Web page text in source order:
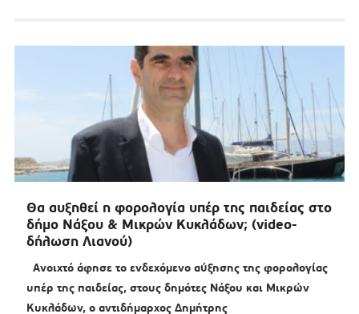
Θα αυξηθεί η φορολογία υπέρ της παιδείας στο
δήμο Νάξου & Μικρών Κυκλάδων; (video-
δήλωση Λιανού)
Ανοιχτό άφησε το ενδεχόμενο αύξησης της φορολογίας
υπέρ της παιδείας, στους δημότες Νάξου και Μικρών
Κυκλάδων, ο αντιδήμαρχος Δημήτρης